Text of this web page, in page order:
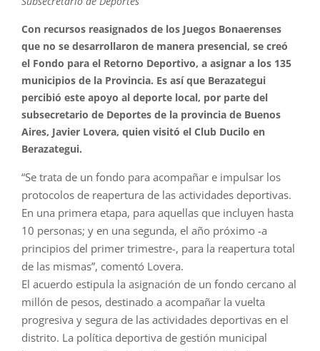
Con recursos reasignados de los Juegos Bonaerenses
que no se desarrollaron de manera presencial, se creó
el Fondo para el Retorno Deportivo, a asignar a los 135
municipios de la Provincia. Es así que Berazategui
percibió este apoyo al deporte local, por parte del
subsecretario de Deportes de la provincia de Buenos
Aires, Javier Lovera, quien visitó el Club Ducilo en
Berazategui.
“Se trata de un fondo para acompañar e impulsar los
protocolos de reapertura de las actividades deportivas.
En una primera etapa, para aquellas que incluyen hasta
10 personas; y en una segunda, el año próximo -a
principios del primer trimestre-, para la reapertura total
de las mismas”, comentó Lovera.
El acuerdo estipula la asignación de un fondo cercano al
millón de pesos, destinado a acompañar la vuelta
progresiva y segura de las actividades deportivas en el
distrito. La política deportiva de gestión municipal